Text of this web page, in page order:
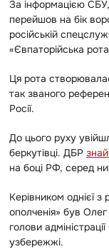
За інформацією СБУ,
перейшов на бік
російській
«Євпаторійська
Ця рота
так званого
Росії.
До цього руху
беркутівці. ДБР
на боці РФ, серед
Керівником однієї з
ополченія» був
голови
узбережжі.